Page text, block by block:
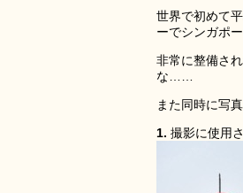
世界で初めて
ーでシンガポ
非常に整備さ
な……
また同時に写
1. 撮影に使用